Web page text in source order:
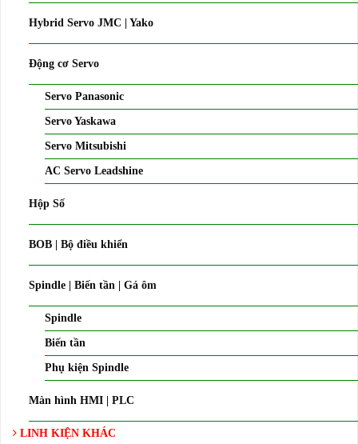
Hybrid Servo JMC | Yako
Động cơ Servo
Servo Panasonic
Servo Yaskawa
Servo Mitsubishi
AC Servo Leadshine
Hộp Số
BOB | Bộ điều khiển
Spindle | Biến tần | Gá ôm
Spindle
Biến tần
Phụ kiện Spindle
Màn hình HMI | PLC
LINH KIỆN KHÁC